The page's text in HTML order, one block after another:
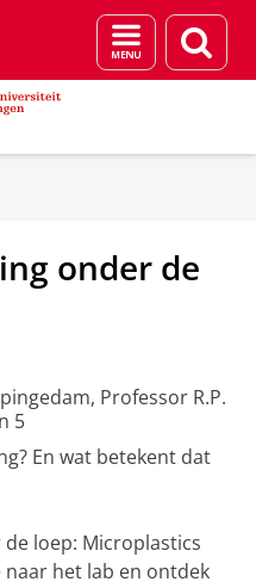
Menu
en
onder de
Professor R.P.
5
En wat betekent dat
loep: Microplastics
het lab en ontdek